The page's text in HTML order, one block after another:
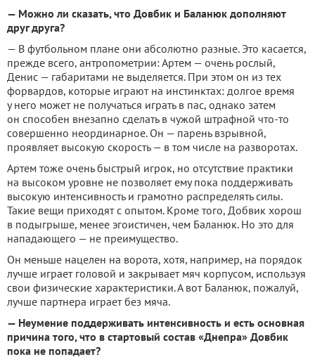
— Можно ли сказать, что Довбик и Баланюк дополняют
друг друга?
— В футбольном плане они абсолютно разные. Это касается,
прежде всего, антропометрии: Артем — очень рослый,
Денис — габаритами не выделяется. При этом он из тех
форвардов, которые играют на инстинктах: долгое время
у него может не получаться играть в пас, однако затем
он способен внезапно сделать в чужой штрафной что-то
совершенно неординарное. Он — парень взрывной,
проявляет высокую скорость — в том числе на разворотах.
Артем тоже очень быстрый игрок, но отсутствие практики
на высоком уровне не позволяет ему пока поддерживать
высокую интенсивность и грамотно распределять силы.
Такие вещи приходят с опытом. Кроме того, Добвик хорош
в подыгрыше, менее эгоистичен, чем Баланюк. Но это для
нападающего — не преимущество.
Он меньше нацелен на ворота, хотя, например, на порядок
лучше играет головой и закрывает мяч корпусом, используя
свои физические характеристики. А вот Баланюк, пожалуй,
лучше партнера играет без мяча.
— Неумение поддерживать интенсивность и есть основная
причина того, что в стартовый состав «Днепра» Довбик
пока не попадает?